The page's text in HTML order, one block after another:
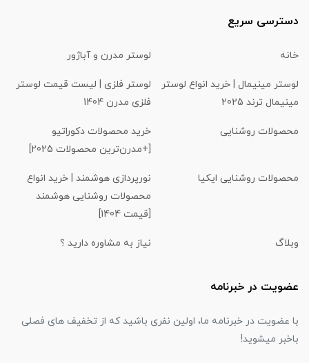
دسترسی سریع
خانه لوستر مدرن و آباژور
لوستر مینیمال | خرید انواع لوستر
مینیمال ترند 2025
لوستر فلزی | لیست قیمت لوستر
فلزی مدرن 1404
محصولات روشنایی
خرید محصولات دکوراتیو
[+مدرن‌ترین محصولات 2025]
محصولات روشنایی ایکیا
نورپردازی هوشمند | خرید انواع
محصولات روشنایی هوشمند
[قیمت 1404]
وبلاگ نیاز به مشاوره دارید ؟
عضویت در خبرنامه
با عضویت در خبرنامه ما، اولین نفری باشید که از تخفیف های فصلی
باخبر میشوید!